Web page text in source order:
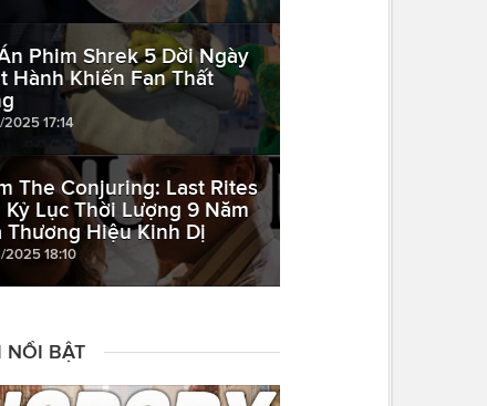
Phim Shrek 5 Dời Ngày
Hành Khiến Fan Thất
2025 17:14
The Conjuring: Last Rites
Kỷ Lục Thời Lượng 9 Năm
Thương Hiệu Kinh Dị
2025 18:10
NỔI BẬT